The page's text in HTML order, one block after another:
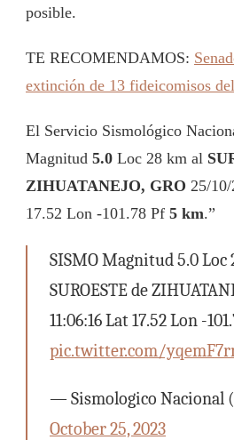
posible.
TE RECOMENDAMOS:
extinción de 13 fideicomisos
El Servicio Sismológico
Magnitud 5.0 Loc 28 km al
ZIHUATANEJO, GRO 25/
17.52 Lon -101.78 Pf 5 km.”
SISMO Magnitud 5.0 Loc
SUROESTE de
11:06:16 Lat 17.52 Lon -
pic.twitter.com/
— Sismologico Nacional
October 25, 2023